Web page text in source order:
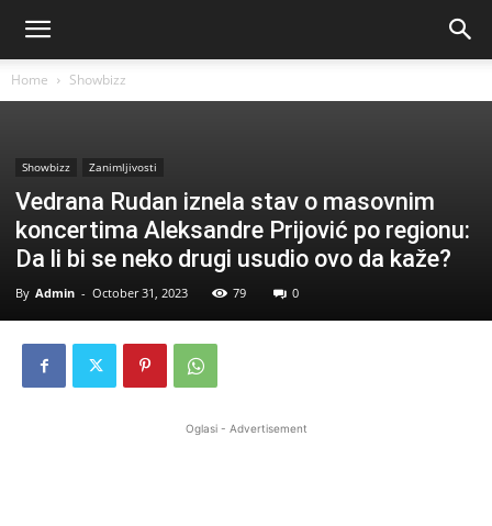
Home Showbizz
Showbizz Zanimljivosti
Vedrana Rudan iznela stav o masovnim
koncertima Aleksandre Prijović po regionu:
Da li bi se neko drugi usudio ovo da kaže?
By Admin - October 31, 2023 79 0
Oglasi - Advertisement